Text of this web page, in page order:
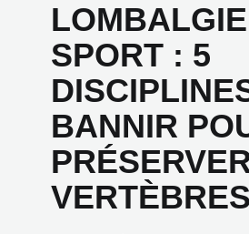
SPORT : 5
BANNIR
VERTÈBRES